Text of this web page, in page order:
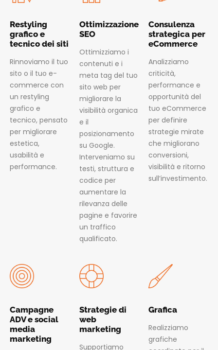
Restyling
grafico e
tecnico dei siti
Rinnoviamo il tuo
sito o il tuo e-
commerce con
un restyling
grafico e
tecnico, pensato
per migliorare
estetica,
usabilità e
performance.
Ottimizzazione
SEO
Ottimizziamo i
contenuti e i
meta tag del tuo
sito web per
migliorare la
visibilità organica
e il
posizionamento
su Google.
Interveniamo su
testi, struttura e
codice per
aumentare la
rilevanza delle
pagine e favorire
un traffico
qualificato.
Consulenza
strategica per
eCommerce
Analizziamo
criticità,
performance e
opportunità del
tuo eCommerce
per definire
strategie mirate
che migliorano
conversioni,
visibilità e ritorno
sull’investimento.
Campagne
ADV e social
media
marketing
Strategie di
web
marketing
Supportiamo
Grafica
Realizziamo
grafiche